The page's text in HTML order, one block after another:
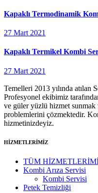
Kapaklı Termodinamik
27 Mart 2021
Kapaklı Termikel Kombi
27 Mart 2021
Temelleri 2013 yılında atılan
Profesyonel ekibimiz
ve güler yüzlü hizmet sunmak
problemlerini çözmektedir.
hizmetinizdeyiz.
HİZMETLERİMİZ
TÜM
Kombi Arıza Servisi
Kombi Servisi
Petek Temizliği